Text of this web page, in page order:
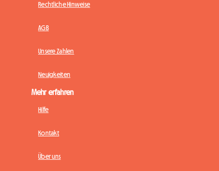
Rechtliche Hinweise
AGB
Unsere Zahlen
Neuigkeiten
Mehr erfahren
Hilfe
Kontakt
Über uns